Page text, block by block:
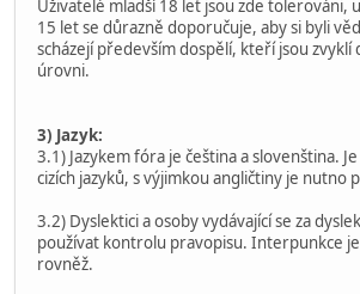
Uživatelé mladší 18 let jsou zde tolerováni,
15 let se důrazně doporučuje, aby si byli
scházejí především dospělí, kteří jsou zvyklí
úrovni.
3) Jazyk:
3.1) Jazykem fóra je čeština a slovenština.
cizích jazyků, s výjimkou angličtiny je nutno
3.2) Dyslektici a osoby vydávající se za
používat kontrolu pravopisu. Interpunkce
rovněž.